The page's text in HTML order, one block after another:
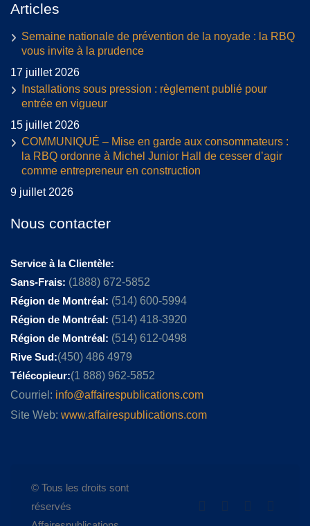
Articles
Semaine nationale de prévention de la noyade : la RBQ
vous invite à la prudence
17 juillet 2026
Installations sous pression : règlement publié pour
entrée en vigueur
15 juillet 2026
COMMUNIQUÉ – Mise en garde aux consommateurs :
la RBQ ordonne à Michel Junior Hall de cesser d’agir
comme entrepreneur en construction
9 juillet 2026
Nous contacter
Service à la Clientèle:
Sans-Frais: (1888) 672-5852
Région de Montréal: (514) 600-5994
Région de Montréal: (514) 418-3920
Région de Montréal: (514) 612-0498
Rive Sud:(450) 486 4979
Télécopieur:(1 888) 962-5852
Courriel: info@affairespublications.com
Site Web: www.affairespublications.com
© Tous les droits sont
réservés